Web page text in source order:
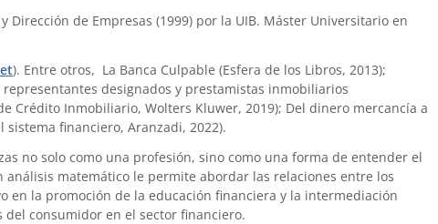
Dirección de Empresas (1999) por la UIB. Máster Universitario en
). Entre otros, La Banca Culpable (Esfera de los Libros, 2013);
designados y prestamistas inmobiliarios
Crédito Inmobiliario, Wolters Kluwer, 2019); Del dinero mercancía a
financiero, Aranzadi, 2022).
no solo como una profesión, sino como una forma de entender el
matemático le permite abordar las relaciones entre los
en la promoción de la educación financiera y la intermediación
consumidor en el sector financiero.